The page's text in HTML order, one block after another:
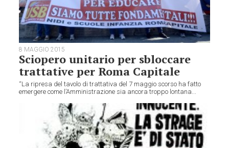
8 MAGGIO 2015
Sciopero unitario per sbloccare
trattative per Roma Capitale
“La ripresa del tavolo di trattativa del 7 maggio scorso ha fatto
emergere come l’Amministrazione sia ancora troppo lontana...